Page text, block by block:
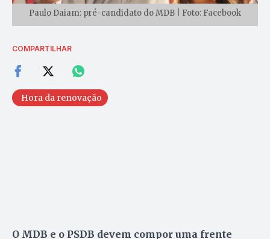
Paulo Daiam: pré-candidato do MDB | Foto: Facebook
COMPARTILHAR
Hora da renovação
O MDB e o PSDB devem compor uma frente